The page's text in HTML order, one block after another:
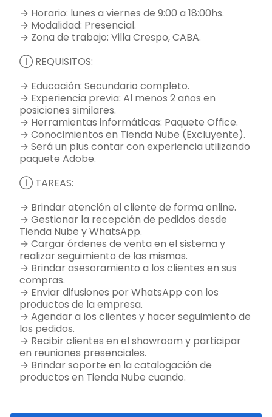
→ Horario: lunes a viernes de 9:00 a 18:00hs.
→ Modalidad: Presencial.
→ Zona de trabajo: Villa Crespo, CABA.
Ⓘ REQUISITOS:
→ Educación: Secundario completo.
→ Experiencia previa: Al menos 2 años en
posiciones similares.
→ Herramientas informáticas: Paquete Office.
→ Conocimientos en Tienda Nube (Excluyente).
→ Será un plus contar con experiencia utilizando
paquete Adobe.
Ⓘ TAREAS:
→ Brindar atención al cliente de forma online.
→ Gestionar la recepción de pedidos desde
Tienda Nube y WhatsApp.
→ Cargar órdenes de venta en el sistema y
realizar seguimiento de las mismas.
→ Brindar asesoramiento a los clientes en sus
compras.
→ Enviar difusiones por WhatsApp con los
productos de la empresa.
→ Agendar a los clientes y hacer seguimiento de
los pedidos.
→ Recibir clientes en el showroom y participar
en reuniones presenciales.
→ Brindar soporte en la catalogación de
productos en Tienda Nube cuando.